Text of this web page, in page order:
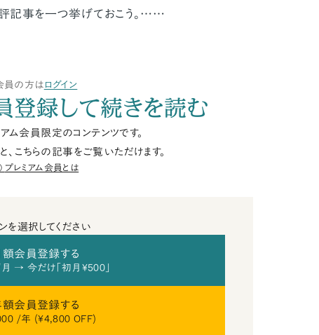
記事を一つ挙げておこう。……
員の方は ログイン
登録して続きを読む
ム会員限定のコンテンツです。
、こちらの記事をご覧いただけます。
プレミアム会員とは
を選択してください
額会員登録する
→ 今だけ「初月¥500」
額会員登録する
/年 (¥4,800 OFF)